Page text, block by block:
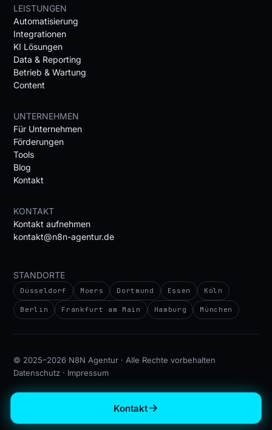
Kontakt
LEISTUNGEN
Automatisierung
Integrationen
KI Lösungen
Data & Reporting
Betrieb & Wartung
Content
UNTERNEHMEN
Für Unternehmen
Förderungen
Tools
Blog
Kontakt
KONTAKT
Kontakt aufnehmen
kontakt@n8n-agentur.de
STANDORTE
Düsseldorf Moers Dortmund Essen Köln
Berlin Frankfurt am Main Hamburg München
© 2025–2026 N8N Agentur · Alle Rechte vorbehalten
Datenschutz · Impressum